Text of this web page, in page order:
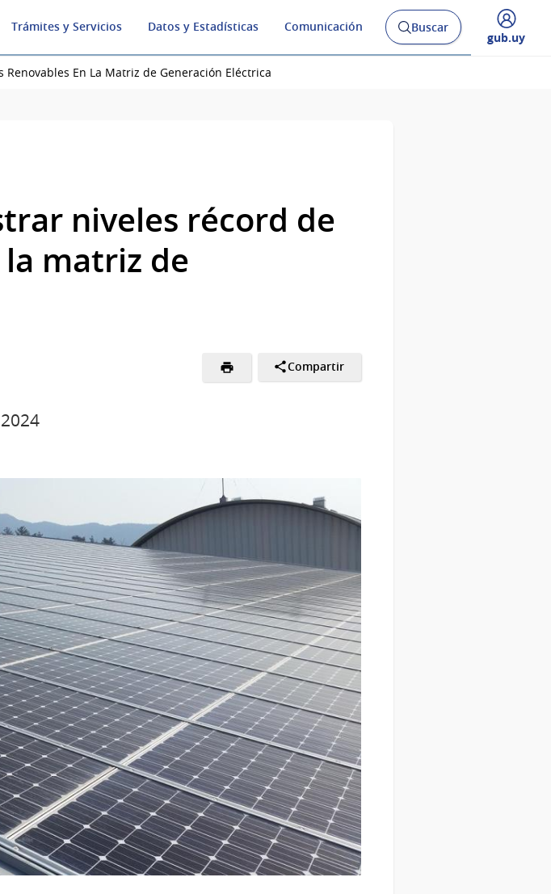
Trámites y Servicios Datos y Estadísticas Comunicación
Abrir
buscador
Buscar
Desplegar
gub.uy
En La Matriz de Generación Eléctrica
niveles récord de
matriz de
Compartir